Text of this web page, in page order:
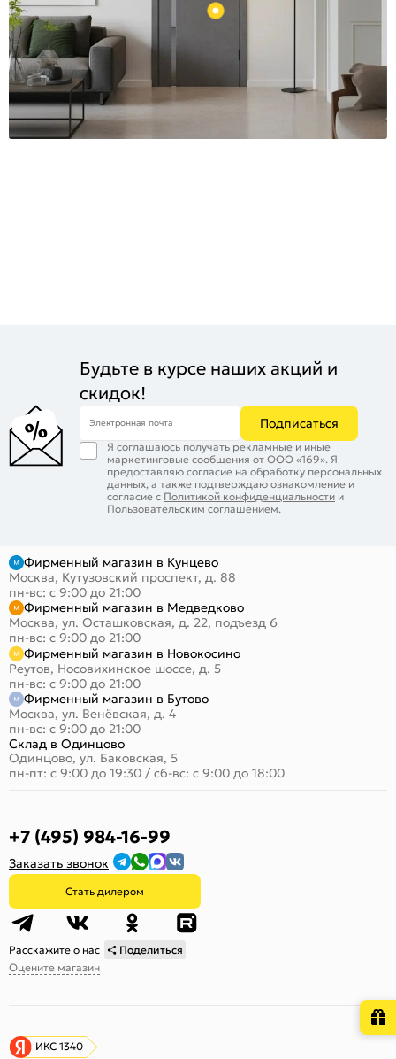
Будьте в курсе наших акций и
скидок!
Электронная почта Подписаться
Я соглашаюсь получать рекламные и иные
маркетинговые сообщения от ООО «169». Я
предоставляю согласие на обработку персональных
данных, а также подтверждаю ознакомление и
согласие с Политикой конфиденциальности и
Пользовательским соглашением.
Фирменный магазин в Кунцево
Москва, Кутузовский проспект, д. 88
пн-вс: с 9:00 до 21:00
Фирменный магазин в Медведково
Москва, ул. Осташковская, д. 22, подъезд 6
пн-вс: с 9:00 до 21:00
Фирменный магазин в Новокосино
Реутов, Носовихинское шоссе, д. 5
пн-вс: с 9:00 до 21:00
Фирменный магазин в Бутово
Москва, ул. Венёвская, д. 4
пн-вс: с 9:00 до 21:00
Склад в Одинцово
Одинцово, ул. Баковская, 5
пн-пт: с 9:00 до 19:30 / сб-вс: с 9:00 до 18:00
+7 (495) 984-16-99
Заказать звонок
Стать дилером
Расскажите о нас
Поделиться
Оцените магазин
ИКС 1340